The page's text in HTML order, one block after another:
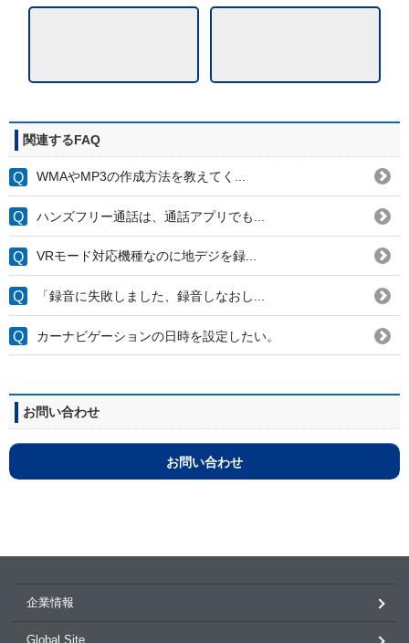
関連するFAQ
WMAやMP3の作成方法を教えてく...
ハンズフリー通話は、通話アプリでも...
VRモード対応機種なのに地デジを録...
「録音に失敗しました、録音しなおし...
カーナビゲーションの日時を設定したい。
お問い合わせ
お問い合わせ
企業情報
Global Site